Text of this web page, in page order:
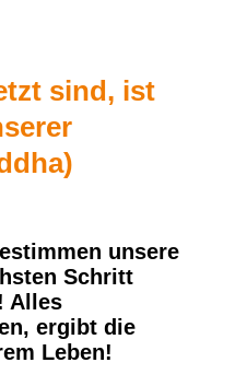
sind, ist
unsere
Schritt
Alles
ergibt die
Leben!